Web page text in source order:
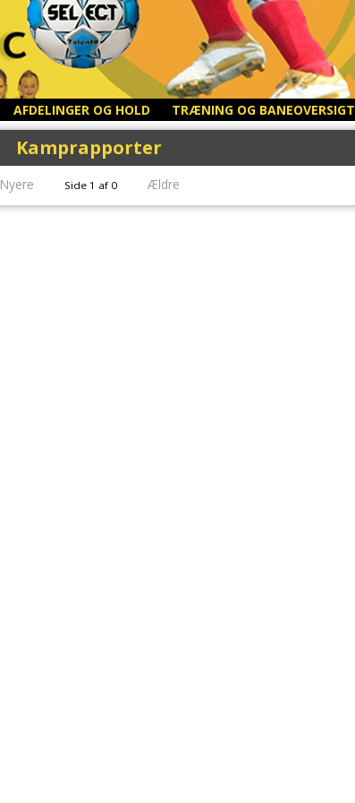
AFDELINGER OG HOLD TRÆNING OG BANEOVERSIGT
Kamprapporter
Nyere Side 1 af 0 Ældre